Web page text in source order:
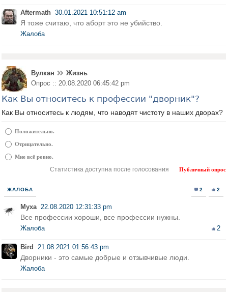
Aftermath 30.01.2021 10:51:12 am
Я тоже считаю, что аборт это не убийство.
Жалоба
Вулкан
Жизнь
Опрос :: 20.08.2020 06:45:42 pm
Как Вы относитесь к профессии "дворник"?
Как Вы относитесь к людям, что наводят чистоту в наших дворах?
Положительно.
Отрицательно.
Мне всё ровно.
Статистика доступна после голосования Публичный опрос
ЖАЛОБА 2 2
Муха 22.08.2020 12:31:33 pm
Все профессии хороши, все профессии нужны.
Жалоба 2
Bird 21.08.2021 01:56:43 pm
Дворники - это самые добрые и отзывчивые люди.
Жалоба